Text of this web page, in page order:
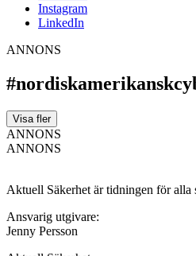
Instagram
LinkedIn
ANNONS
Visa fler
ANNONS
ANNONS
Aktuell Säkerhet är tidningen för alla
Ansvarig utgivare:
Jenny Persson